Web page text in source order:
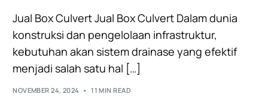
Jual Box Culvert Jual Box Culvert Dalam dunia
konstruksi dan pengelolaan infrastruktur,
kebutuhan akan sistem drainase yang efektif
menjadi salah satu hal […]
NOVEMBER 24, 2024 11 MIN READ